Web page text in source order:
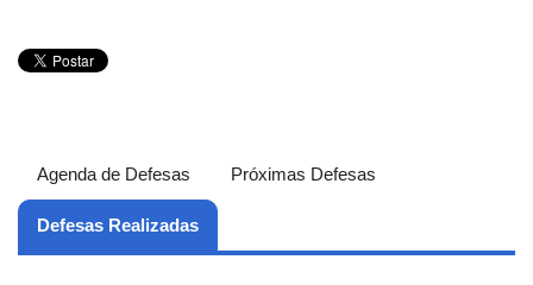
Agenda de Defesas Próximas Defesas
Defesas Realizadas